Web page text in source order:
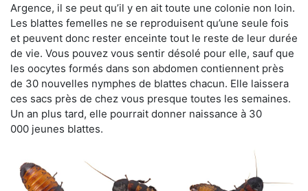
Argence, il se peut qu’il y en ait toute une colonie non loin.
Les blattes femelles ne se reproduisent qu’une seule fois
et peuvent donc rester enceinte tout le reste de leur durée
de vie. Vous pouvez vous sentir désolé pour elle, sauf que
les oocytes formés dans son abdomen contiennent près
de 30 nouvelles nymphes de blattes chacun. Elle laissera
ces sacs près de chez vous presque toutes les semaines.
Un an plus tard, elle pourrait donner naissance à 30
000 jeunes blattes.